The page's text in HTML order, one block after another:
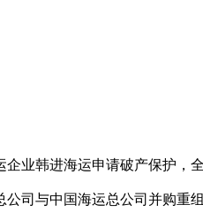
业韩进海运申请破产保护，
司与中国海运总公司并购